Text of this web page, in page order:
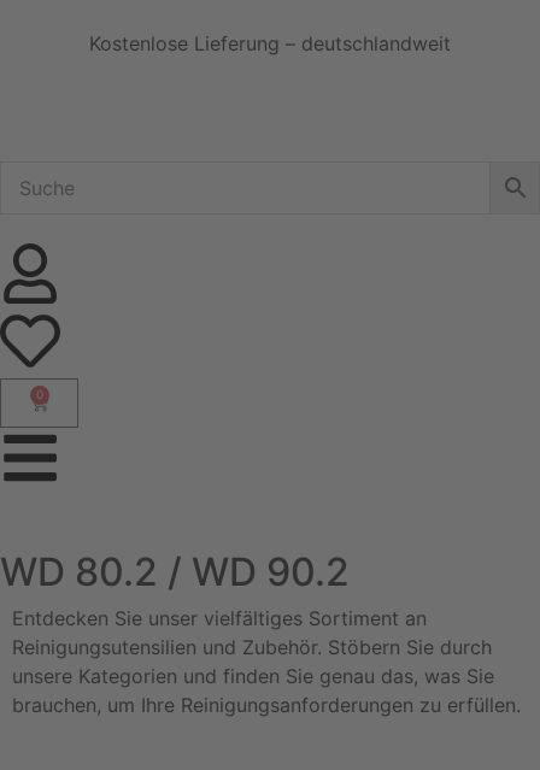
Kostenlose Lieferung – deutschlandweit
0
WD 80.2 / WD 90.2
Entdecken Sie unser vielfältiges Sortiment an
Reinigungsutensilien und Zubehör. Stöbern Sie durch
unsere Kategorien und finden Sie genau das, was Sie
brauchen, um Ihre Reinigungsanforderungen zu erfüllen.